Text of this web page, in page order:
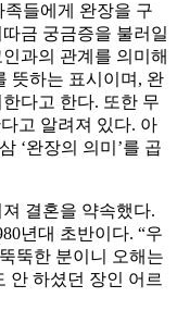
들에게 완장을 구
금 궁금증을 불러일
과의 관계를 의미해
뜻하는 표시이며, 완
다고 한다. 또한 무
고 알려져 있다. 아
‘완장의 의미’를 곱
결혼을 약속했다.
년대 초반이다. “우
뚝한 분이니 오해는
안 하셨던 장인 어르